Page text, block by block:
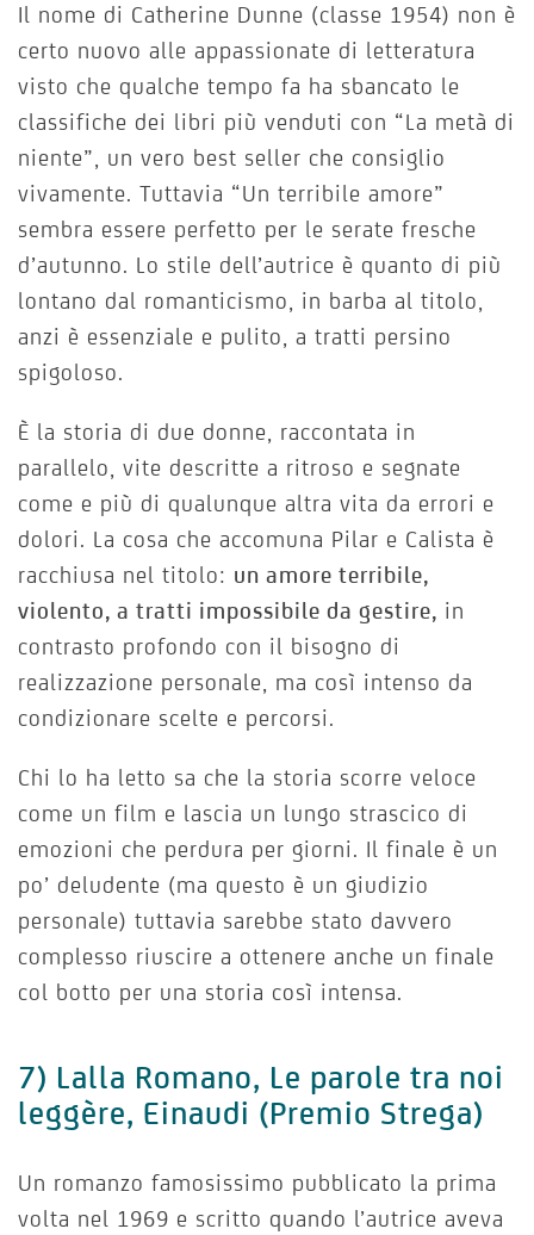
Il nome di Catherine Dunne (classe 1954) non è
certo nuovo alle appassionate di letteratura
visto che qualche tempo fa ha sbancato le
classifiche dei libri più venduti con “La metà di
niente”, un vero best seller che consiglio
vivamente. Tuttavia “Un terribile amore”
sembra essere perfetto per le serate fresche
d’autunno. Lo stile dell’autrice è quanto di più
lontano dal romanticismo, in barba al titolo,
anzi è essenziale e pulito, a tratti persino
spigoloso.
È la storia di due donne, raccontata in
parallelo, vite descritte a ritroso e segnate
come e più di qualunque altra vita da errori e
dolori. La cosa che accomuna Pilar e Calista è
racchiusa nel titolo: un amore terribile,
violento, a tratti impossibile da gestire, in
contrasto profondo con il bisogno di
realizzazione personale, ma così intenso da
condizionare scelte e percorsi.
Chi lo ha letto sa che la storia scorre veloce
come un film e lascia un lungo strascico di
emozioni che perdura per giorni. Il finale è un
po’ deludente (ma questo è un giudizio
personale) tuttavia sarebbe stato davvero
complesso riuscire a ottenere anche un finale
col botto per una storia così intensa.
7) Lalla Romano, Le parole tra noi
leggère, Einaudi (Premio Strega)
Un romanzo famosissimo pubblicato la prima
volta nel 1969 e scritto quando l’autrice aveva